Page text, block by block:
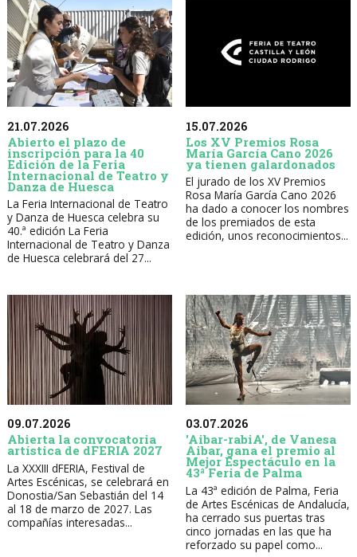
21.07.2026
Abierto el plazo de
inscripción para la 40
Edición de la Feria
Internacional de Teatro y
Danza de Huesca
La Feria Internacional de Teatro
y Danza de Huesca celebra su
40.ª edición La Feria
Internacional de Teatro y Danza
de Huesca celebrará del 27...
15.07.2026
Los XV Premios Rosa
María García Cano 2026
ya tienen galardonados
El jurado de los XV Premios
Rosa María García Cano 2026
ha dado a conocer los nombres
de los premiados de esta
edición, unos reconocimientos...
09.07.2026
Abierta la convocatoria
artística de dFERIA 2027
La XXXIII dFERIA, Festival de
Artes Escénicas, se celebrará en
Donostia/San Sebastián del 14
al 18 de marzo de 2027. Las
compañías interesadas...
03.07.2026
'Aibar-rabiA', de Vanesa
Aibar, gana el premio al
Mejor Espectáculo en la
43ª Feria de Palma
La 43ª edición de Palma, Feria
de Artes Escénicas de Andalucía,
ha cerrado sus puertas tras
cinco jornadas en las que ha
reforzado su papel como...